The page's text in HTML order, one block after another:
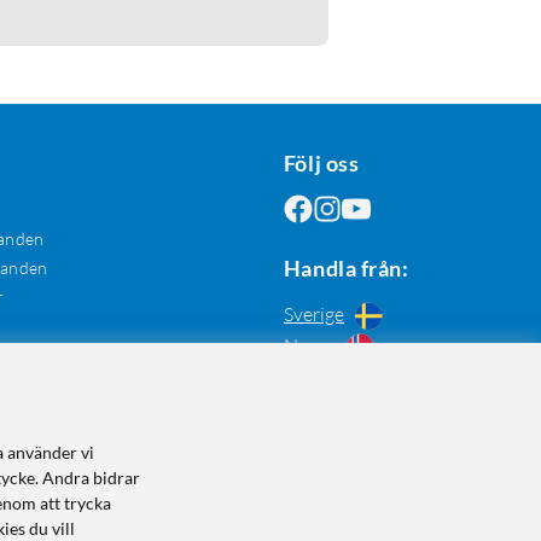
Följ oss
Handla från:
Sverige
Norge
använder vi
Andra bidrar
att trycka
du vill